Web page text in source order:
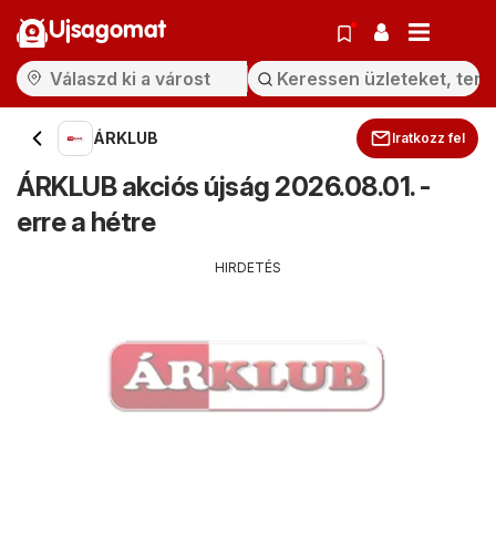
Ujsagomat
ÁRKLUB Iratkozz fel
ÁRKLUB akciós újság 2026.08.01. -
erre a hétre
HIRDETÉS